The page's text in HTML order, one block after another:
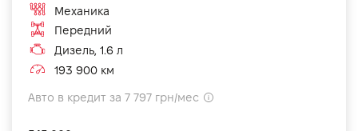
Механика
Передний
Дизель, 1.6 л
193 900 км
Авто в кредит за 7 797 грн/мес